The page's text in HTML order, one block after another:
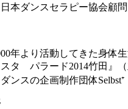
本ダンスセラピー協会顧
年より活動してきた身体
タ パラード2014竹田』
ンスの企画制作団体